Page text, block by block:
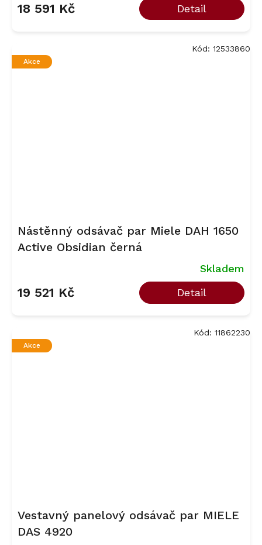
18 591 Kč Detail
Akce
Nástěnný odsávač par Miele DAH 1650
Active Obsidian černá
Skladem
19 521 Kč Detail
Kód: 12533860
Akce
Vestavný panelový odsávač par MIELE
DAS 4920
Kód: 11862230